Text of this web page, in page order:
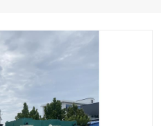
油墨污水处理设备
臭氧消毒设备